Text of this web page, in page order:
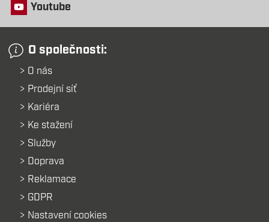
Youtube
O společnosti:
O nás
Prodejní síť
Kariéra
Ke stažení
Služby
Doprava
Reklamace
GDPR
Nastavení cookies